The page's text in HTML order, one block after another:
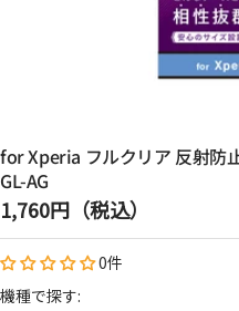
for Xperia フルクリア 反射防
GL-AG
セ
ー
ル
価
1,760円（税込）
0件
機種で探す: